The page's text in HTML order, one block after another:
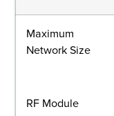
Maximum
Network Size
RF Module